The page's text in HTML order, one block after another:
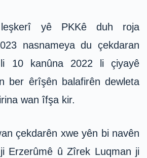
yê PKKê duh roja
nasnameya du çekdaran
10 kanûna 2022 li çiyayê
ber êrîşên balafirên dewleta
wan îfşa kir.
çekdarên xwe yên bi navên
Erzerûmê û Zîrek Luqman ji